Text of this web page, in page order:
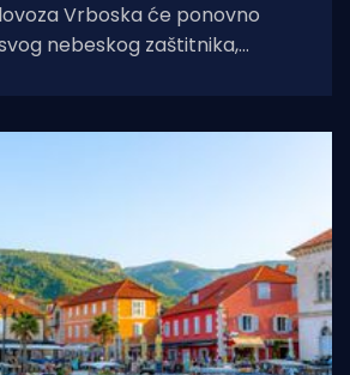
Vrboska će ponovno
nebeskog zaštitnika,